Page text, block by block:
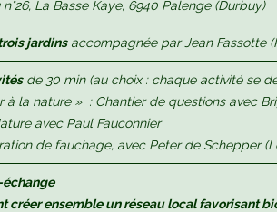
La Basse Kaye, 6940 Palenge (Durbuy)
jardinsaccompagnée par Jean Fassotte
de 30 min (au choix : chaque activité se
à la nature » : Chantier de questions avec
avec Paul Fauconnier
de fauchage, avec Peter de Schepper
échange
créer ensemble un réseau local favorisant